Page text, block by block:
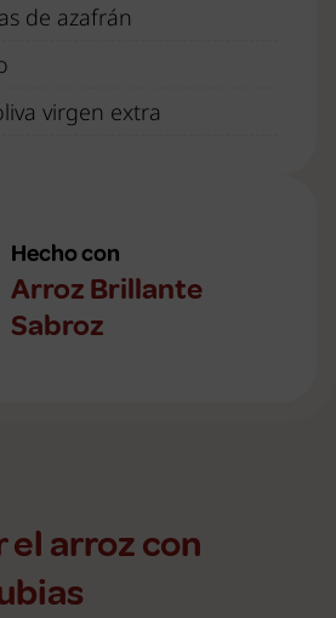
de azafrán
virgen extra
Hecho con
Arroz Brillante
Sabroz
el arroz con